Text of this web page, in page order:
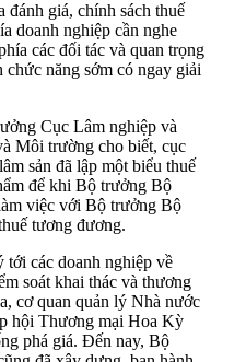
đánh giá, chính sách thuế
doanh nghiệp cần nghe
các đối tác và quan trọng
năng sớm có ngay giải
Cục Lâm nghiệp và
Môi trường cho biết, cục
sản đã lập một biểu thuế
để khi Bộ trưởng Bộ
việc với Bộ trưởng Bộ
tương đương.
các doanh nghiệp về
soát khai thác và thương
cơ quan quản lý Nhà nước
hội Thương mại Hoa Kỳ
phá giá. Đến nay, Bộ